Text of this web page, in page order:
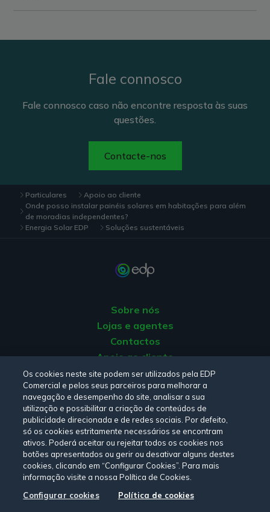
Fale connosco
Fale connosco caso não encontre resposta às suas
questões.
Contacte-nos
Particulares
Apoio ao cliente
Onde posso instalar painéis solares em habitações para além
de moradias independentes?
Energia Solar EDP
Soluções sustentáveis
Sobre nós
Lojas e agentes
Contactos
Apoio ao cliente
Origem da energia
Livro de reclamações
Consulte a nossa Política de privacidade, Política de cookies
Termos e CondiçõeseDeclaração de Acessibilidade.
Siga-nos:
Os cookies neste site podem ser utilizados pela EDP
Comercial e pelos seus parceiros para melhorar a
navegação e desempenho do site, analisar a sua
utilização e possibilitar a criação de conteúdos de
publicidade direcionada e de redes sociais. Por defeito,
só os cookies estritamente necessários se encontram
ativos. Poderá aceitar ou rejeitar todos os cookies nos
botões apresentados ou gerir ou desativar alguns destes
cookies, clicando em “Configurar Cookies”. Para mais
informação visite a nossa Política de Cookies.
Configurar cookies
Política de cookies